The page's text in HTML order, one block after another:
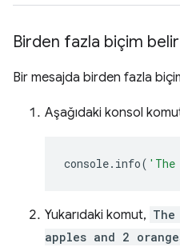
Birden fazla biçim
Bir mesajda birden fazla
Aşağıdaki konsol
console. info(
Yukarıdaki komut,
apples and 2